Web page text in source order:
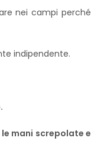
nei campi perché
indipendente.
mani screpolate e